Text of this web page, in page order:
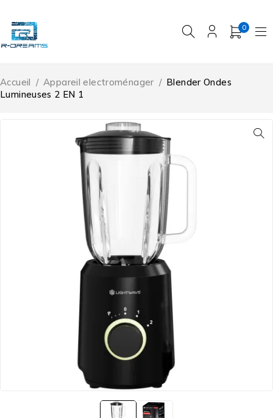
0
Accueil / Appareil electroménager / Blender Ondes
Lumineuses 2 EN 1